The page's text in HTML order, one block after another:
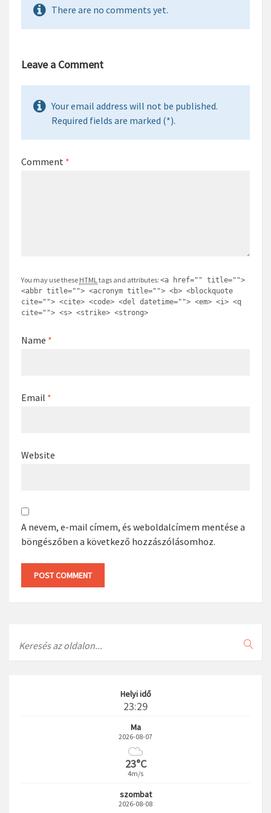
There are no comments yet.
Leave a Comment
Your email address will not be published.
Required fields are marked (*).
Comment *
You may use these HTML tags and attributes: <a href="" title="">
<abbr title=""> <acronym title=""> <b> <blockquote
cite=""> <cite> <code> <del datetime=""> <em> <i> <q
cite=""> <s> <strike> <strong>
Name *
Email *
Website
A nevem, e-mail címem, és weboldalcímem mentése a
böngészőben a következő hozzászólásomhoz.
Helyi idő
23:29
Ma
2026-08-07
23°C
4m/s
szombat
2026-08-08